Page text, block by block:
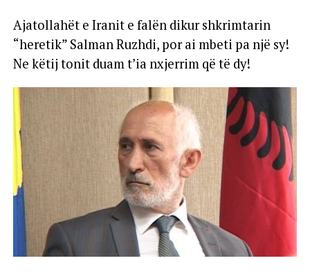
Ajatollahët e Iranit e falën dikur shkrimtarin
“heretik” Salman Ruzhdi, por ai mbeti pa një sy!
Ne këtij tonit duam t’ia nxjerrim që të dy!